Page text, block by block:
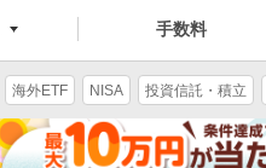
手数料
海外ETF NISA 投資信託・積立